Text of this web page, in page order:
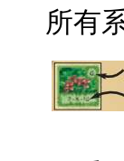
所有